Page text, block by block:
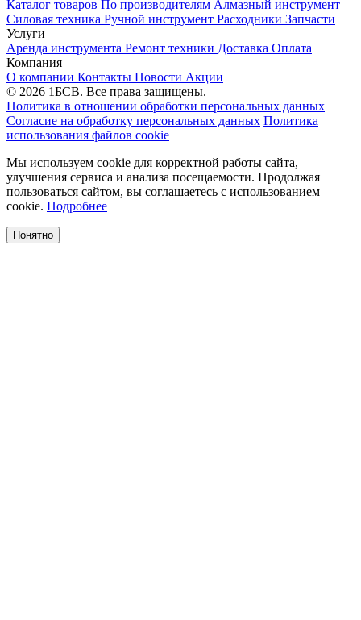
Каталог товаров По производителям Алмазный инструмент
Силовая техника Ручной инструмент Расходники Запчасти
Услуги
Аренда инструмента Ремонт техники Доставка Оплата
Компания
О компании Контакты Новости Акции
© 2026 1БСВ. Все права защищены.
Политика в отношении обработки персональных данных
Согласие на обработку персональных данных Политика
использования файлов cookie
Мы используем cookie для корректной работы сайта,
улучшения сервиса и анализа посещаемости. Продолжая
пользоваться сайтом, вы соглашаетесь с использованием
cookie. Подробнее
Понятно